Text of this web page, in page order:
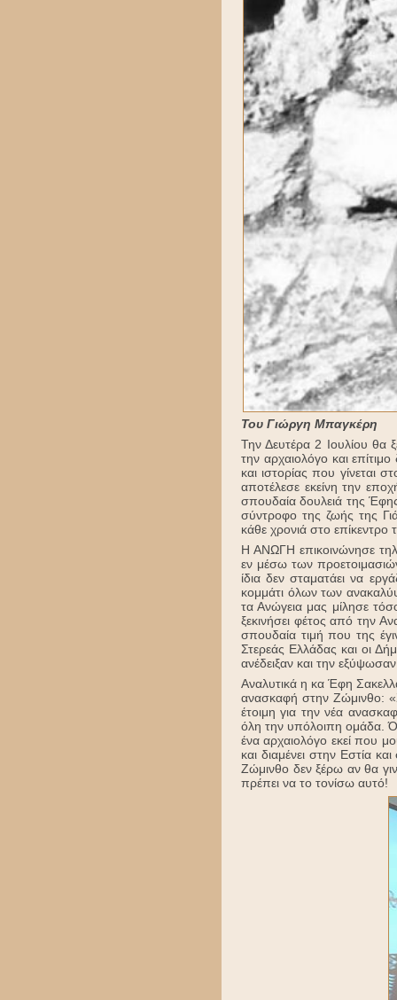
Του Γιώργη Μπαγκέρη
Την Δευτέρα 2 Ιουλίου θα
την αρχαιολόγο και
και ιστορίας που γίνεται
αποτέλεσε εκείνη την
σπουδαία δουλειά της
σύντροφο της ζωής της
κάθε χρονιά στο επίκεντρο
Η ΑΝΩΓΗ επικοινώνησε
εν μέσω των
ίδια δεν σταματάει να
κομμάτι όλων των
τα Ανώγεια μας μίλησε
ξεκινήσει φέτος από την
σπουδαία τιμή που της
Στερεάς Ελλάδας και οι
ανέδειξαν και την
Αναλυτικά η κα Έφη
ανασκαφή στην Ζώμινθο:
έτοιμη για την νέα
όλη την υπόλοιπη ομάδα.
ένα αρχαιολόγο εκεί που
και διαμένει στην Εστία
Ζώμινθο δεν ξέρω αν θα
πρέπει να το τονίσω αυτό!